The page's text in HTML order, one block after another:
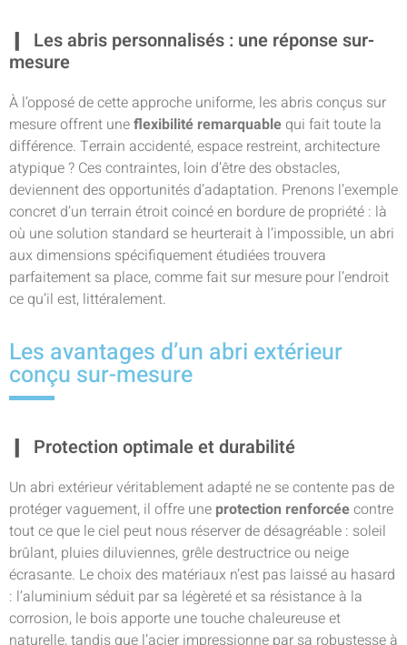
Les abris personnalisés : une réponse sur-
mesure
À l’opposé de cette approche uniforme, les abris conçus sur
mesure offrent uneflexibilité remarquable qui fait toute la
différence. Terrain accidenté, espace restreint, architecture
atypique ? Ces contraintes, loin d’être des obstacles,
deviennent des opportunités d’adaptation. Prenons l’exemple
concret d’un terrain étroit coincé en bordure de propriété : là
où une solution standard se heurterait à l’impossible, un abri
aux dimensions spécifiquement étudiées trouvera
parfaitement sa place, comme fait sur mesure pour l’endroit
ce qu’il est, littéralement.
Les avantages d’un abri extérieur
conçu sur-mesure
Protection optimale et durabilité
Un abri extérieur véritablement adapté ne se contente pas de
protéger vaguement, il offre une protection renforcéecontre
tout ce que le ciel peut nous réserver de désagréable : soleil
brûlant, pluies diluviennes, grêle destructrice ou neige
écrasante. Le choix des matériaux n’est pas laissé au hasard
: l’aluminium séduit par sa légèreté et sa résistance à la
corrosion, le bois apporte une touche chaleureuse et
naturelle, tandis que l’acier impressionne par sa robustesse à